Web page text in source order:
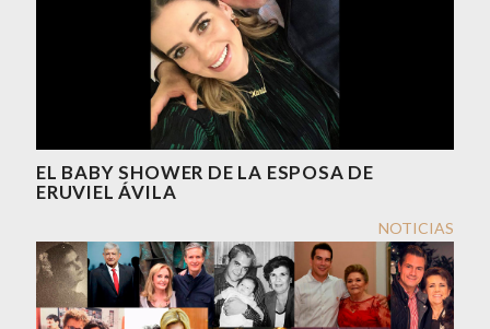
EL BABY SHOWER DE LA ESPOSA DE
ERUVIEL ÁVILA
NOTICIAS